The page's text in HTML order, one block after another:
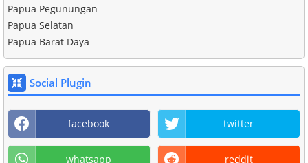
Papua Pegunungan
Papua Selatan
Papua Barat Daya
Social Plugin
facebook twitter
whatsapp reddit